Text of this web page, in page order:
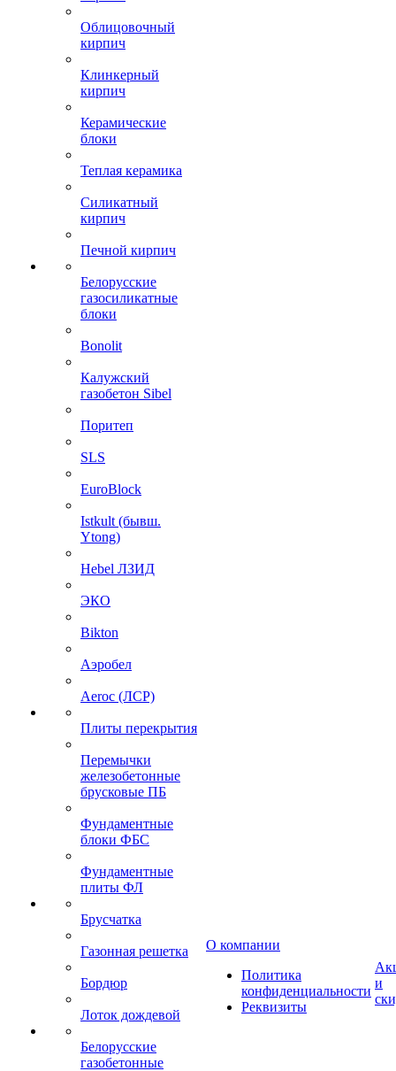
Облицовочный
кирпич
Клинкерный
кирпич
Керамические
блоки
Теплая керамика
Силикатный
кирпич
Печной кирпич
Белорусские
газосиликатные
блоки
Bonolit
Калужский
газобетон Sibel
Поритеп
SLS
EuroBlock
Istkult (бывш.
Ytong)
Hebel ЛЗИД
ЭКО
Bikton
Аэробел
Aeroc (ЛСР)
Плиты перекрытия
Перемычки
железобетонные
брусковые ПБ
Фундаментные
блоки ФБС
Фундаментные
плиты ФЛ
Брусчатка
Газонная решетка
Бордюр
Лоток дождевой
Белорусские
газобетонные
О компании
Политика
конфиденциальности
Реквизиты
и